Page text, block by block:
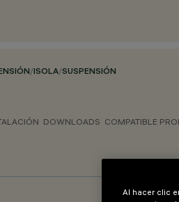
/ISOLA/SUSPENSIÓN
DOWNLOADS COMPATIBLE
Al hacer clic